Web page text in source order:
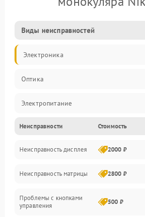
Виды неисправностей
Электроника
Оптика
Электропитание
Видео
ПО
Управление
Механические повреждения
Неисправности Стоимость
Неисправность дисплея 2000 ₽
Неисправность матрицы 2800 ₽
Проблемы с кнопками
управления
500 ₽